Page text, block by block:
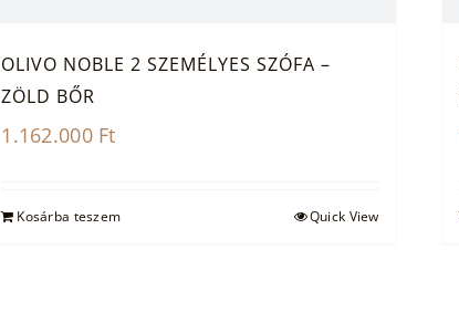
OLIVO NOBLE 2 SZEMÉLYES SZÓFA –
ZÖLD BŐR
1.162.000 Ft
Kosárba teszem Quick View